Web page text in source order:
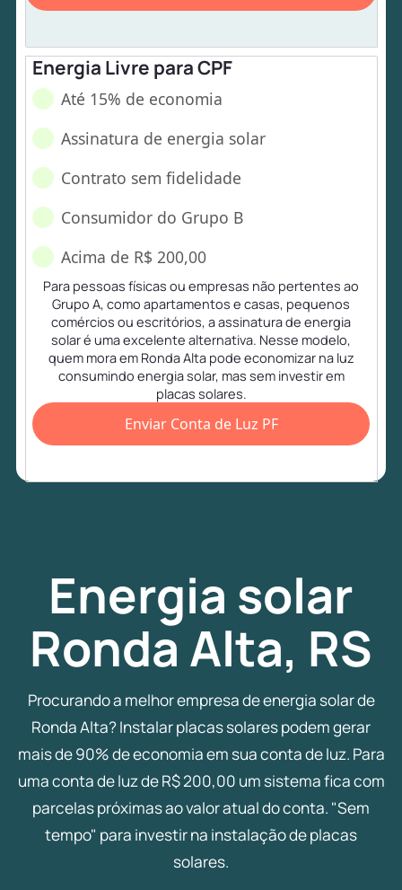
Energia Livre para CPF
Até 15% de economia
Assinatura de energia solar
Contrato sem fidelidade
Consumidor do Grupo B
Acima de R$ 200,00
Para pessoas físicas ou empresas não pertentes ao
Grupo A, como apartamentos e casas, pequenos
comércios ou escritórios, a assinatura de energia
solar é uma excelente alternativa. Nesse modelo,
quem mora em Ronda Alta pode economizar na luz
consumindo energia solar, mas sem investir em
placas solares.
Enviar Conta de Luz PF
Energia solar
Ronda Alta, RS
Procurando a melhor empresa de energia solar de
Ronda Alta? Instalar placas solares podem gerar
mais de 90% de economia em sua conta de luz. Para
uma conta de luz de R$ 200,00 um sistema fica com
parcelas próximas ao valor atual do conta. "Sem
tempo" para investir na instalação de placas
solares.